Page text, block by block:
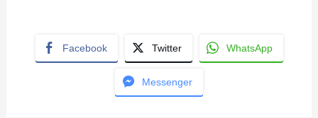
Facebook Twitter WhatsApp
Messenger